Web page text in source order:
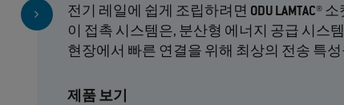
전기 레일에 쉽게 조립하려면 ODU LAMTAC® 소
이 접촉 시스템은, 분산형 에너지 공급 시스
현장에서 빠른 연결을 위해 최상의 전송 특
제품 보기